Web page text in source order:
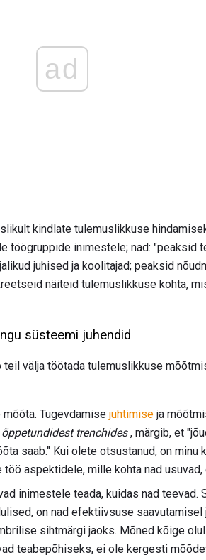
ad
kindlate tulemuslikkuse
töögruppide inimestele; nad: "peaksid
juhised ja koolitajad; peaksid
näiteid tulemuslikkuse kohta,
süsteemi juhendid
välja töötada tulemuslikkuse
Tugevdamise juhtimise ja
trenchides, märgib, et
saab." Kui olete otsustanud, on minu
aspektidele, mille kohta nad
inimestele teada, kuidas nad teevad.
on nad efektiivsuse saavutamisel
sihtmärgi jaoks. Mõned kõige
teabepõhiseks, ei ole kergesti